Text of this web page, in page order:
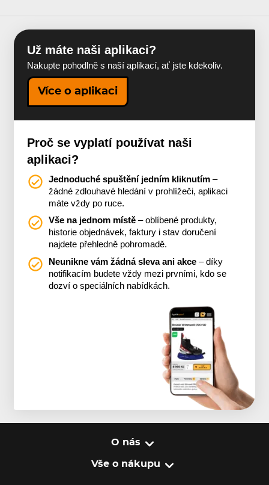
Už máte naši aplikaci?
Nakupte pohodlně s naší aplikací, ať jste kdekoliv.
Více o aplikaci
Proč se vyplatí používat naši
aplikaci?
Jednoduché spuštění jedním kliknutím –
žádné zdlouhavé hledání v prohlížeči, aplikaci
máte vždy po ruce.
Vše na jednom místě – oblíbené produkty,
historie objednávek, faktury i stav doručení
najdete přehledně pohromadě.
Neunikne vám žádná sleva ani akce – díky
notifikacím budete vždy mezi prvními, kdo se
dozví o speciálních nabídkách.
O nás
Vše o nákupu